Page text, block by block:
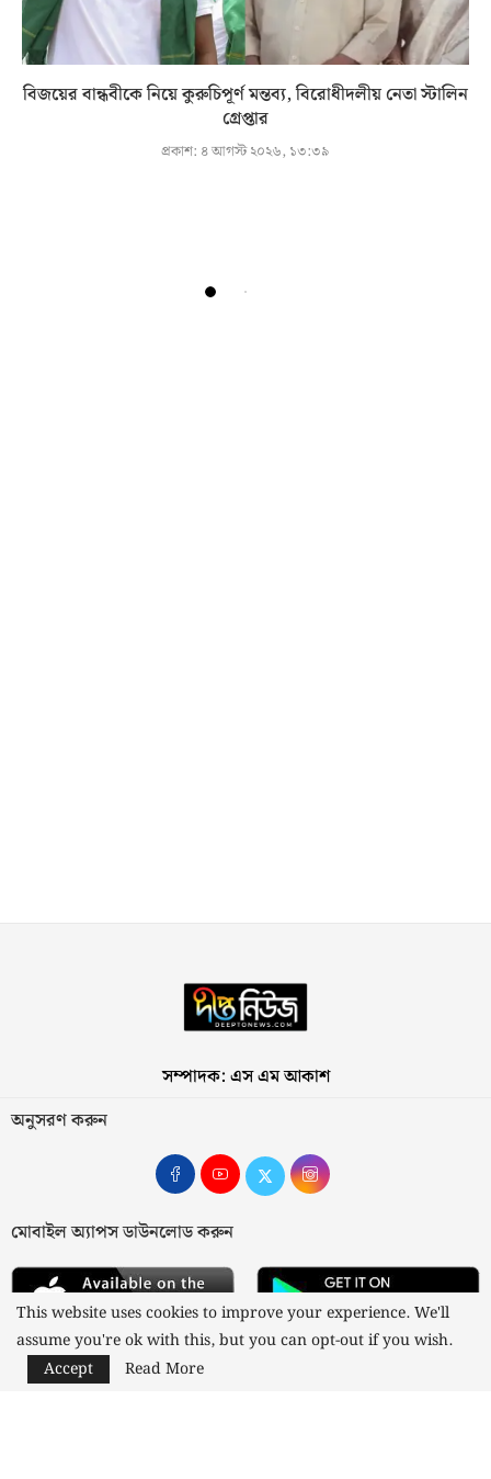
বিজয়ের বান্ধবীকে নিয়ে কুরুচিপূর্ণ মন্তব্য, বিরোধীদলীয় নেতা স্টালিন
গ্রেপ্তার
প্রকাশ: ৪ আগস্ট ২০২৬, ১৩:৩৯
সম্পাদক: এস এম আকাশ
অনুসরণ করুন
মোবাইল অ্যাপস ডাউনলোড করুন
This website uses cookies to improve your experience. We'll
assume you're ok with this, but you can opt-out if you wish.
Accept
Read More